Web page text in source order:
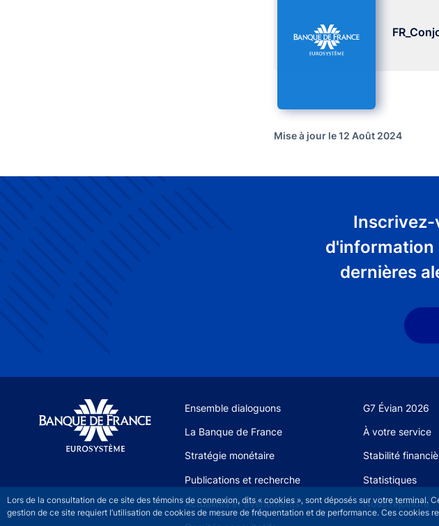
Lors de la consultation de ce site des témoins de connexion, dits « cookies », sont déposés sur votre terminal.
gestion de ce site requiert l’utilisation de cookies de mesure de fréquentation et de performance. Ces cookies
Mise à jour le 12 Août 2024
Inscrivez-
d'information
dernières
Site navigation
Ensemble dialoguons G7 Évian 2026
La Banque de France À votre service
Stratégie monétaire Stabilité
Publications et recherche Statistiques
Actualités et événements Nous rejoindre